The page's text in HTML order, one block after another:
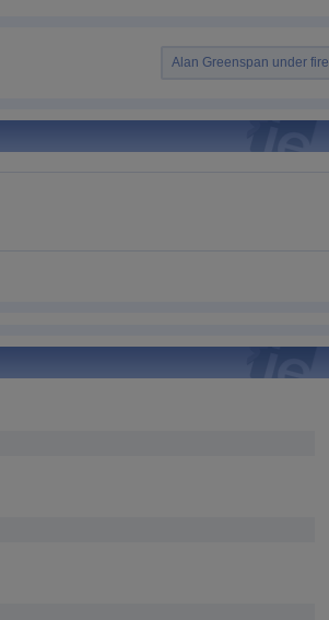
Alan Greenspan under fire